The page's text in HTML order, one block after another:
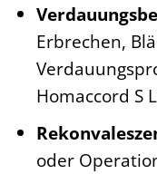
Erbrechen,
Homaccord S
oder